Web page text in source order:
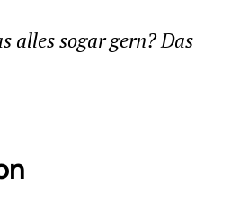
alles sogar gern? Das